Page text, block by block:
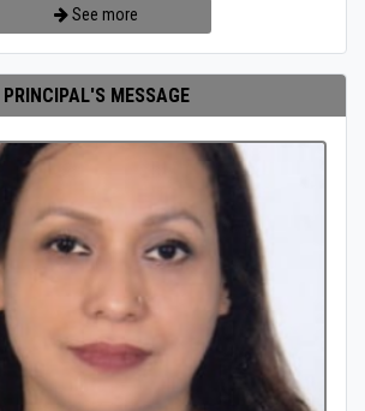
See more
PRINCIPAL'S MESSAGE